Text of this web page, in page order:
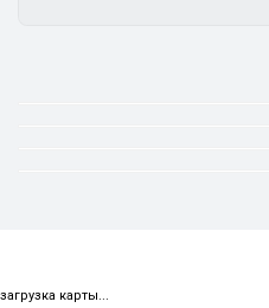
загрузка карты...